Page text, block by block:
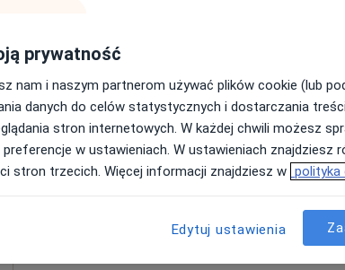
Dziś
7 Sie
Jutro
8 Sie
Ndz,
9 Sie
Pon,
10 Sie
Umawianie online nie jest dostępne
Pokaż profil
prywatność
nam i naszym partnerom używać plików cookie (lub
danych do celów statystycznych i dostarczania
stron internetowych. W każdej chwili możesz
w ustawieniach. W ustawieniach znajdziesz
stron trzecich. Więcej informacji znajdziesz w polityka
Edytuj ustawienia